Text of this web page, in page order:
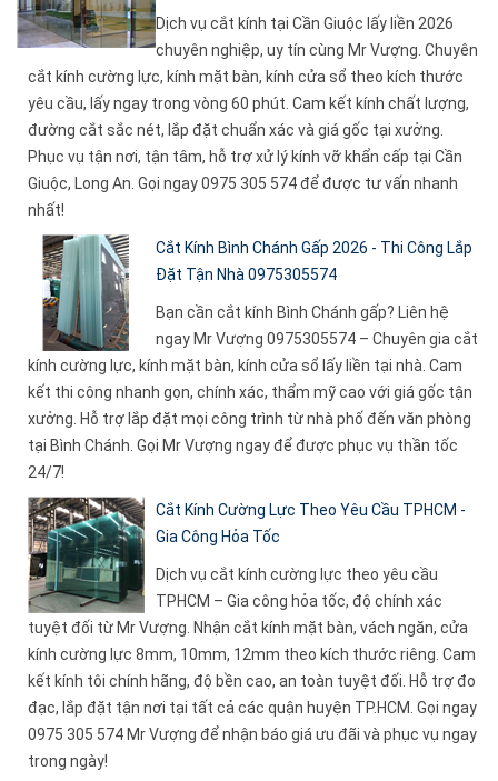
Dịch vụ cắt kính tại Cần Giuộc lấy liền 2026
chuyên nghiệp, uy tín cùng Mr Vượng. Chuyên
cắt kính cường lực, kính mặt bàn, kính cửa sổ theo kích thước
yêu cầu, lấy ngay trong vòng 60 phút. Cam kết kính chất lượng,
đường cắt sắc nét, lắp đặt chuẩn xác và giá gốc tại xưởng.
Phục vụ tận nơi, tận tâm, hỗ trợ xử lý kính vỡ khẩn cấp tại Cần
Giuộc, Long An. Gọi ngay 0975 305 574 để được tư vấn nhanh
nhất!
Cắt Kính Bình Chánh Gấp 2026 - Thi Công Lắp
Đặt Tận Nhà 0975305574
Bạn cần cắt kính Bình Chánh gấp? Liên hệ
ngay Mr Vượng 0975305574 – Chuyên gia cắt
kính cường lực, kính mặt bàn, kính cửa sổ lấy liền tại nhà. Cam
kết thi công nhanh gọn, chính xác, thẩm mỹ cao với giá gốc tận
xưởng. Hỗ trợ lắp đặt mọi công trình từ nhà phố đến văn phòng
tại Bình Chánh. Gọi Mr Vượng ngay để được phục vụ thần tốc
24/7!
Cắt Kính Cường Lực Theo Yêu Cầu TPHCM -
Gia Công Hỏa Tốc
Dịch vụ cắt kính cường lực theo yêu cầu
TPHCM – Gia công hỏa tốc, độ chính xác
tuyệt đối từ Mr Vượng. Nhận cắt kính mặt bàn, vách ngăn, cửa
kính cường lực 8mm, 10mm, 12mm theo kích thước riêng. Cam
kết kính tôi chính hãng, độ bền cao, an toàn tuyệt đối. Hỗ trợ đo
đạc, lắp đặt tận nơi tại tất cả các quận huyện TP.HCM. Gọi ngay
0975 305 574 Mr Vượng để nhận báo giá ưu đãi và phục vụ ngay
trong ngày!